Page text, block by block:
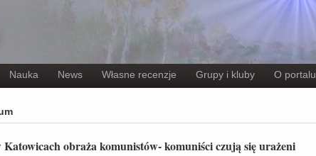
Nauka News Własne recenzje Grupy i kluby O portalu
obraża komunistów- komuniści czują się urażeni